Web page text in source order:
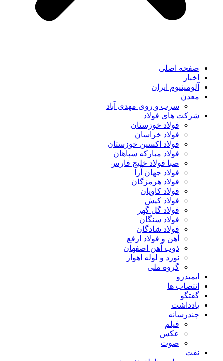
صفحه اصلی
اخبار
آلومینیوم ایران
معدن
سرب و روی مهدی آباد
شرکت های فولاد
فولاد خوزستان
فولاد خراسان
فولاد اکسین خوزستان
فولاد مبارکه سپاهان
صبا فولاد خلیج فارس
فولاد جهان آرا
فولاد هرمزگان
فولاد کاویان
فولاد کیش
فولاد گل گهر
فولاد سنگان
فولاد شادگان
آهن و فولاد ارفع
ذوب آهن اصفهان
نورد و لوله اهواز
گروه ملی
ایمیدرو
انتصاب ها
گفتگو
یادداشت
چندرسانه
فیلم
عکس
صوت
نفت